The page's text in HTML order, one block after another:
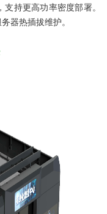
持更高功率密度部署。
器热插拔维护。